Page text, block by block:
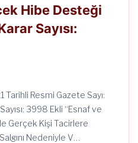
Hibe Desteği
Sayısı:
Tarihli Resmi Gazete Sayı:
3998 Ekli “Esnaf ve
Gerçek Kişi Tacirlere
Nedeniyle V…